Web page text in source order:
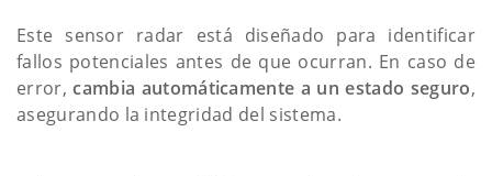
Este sensor radar está diseñado para identificar
fallos potenciales antes de que ocurran. En caso de
error,cambia automáticamente a un estado seguro,
asegurando la integridad del sistema.